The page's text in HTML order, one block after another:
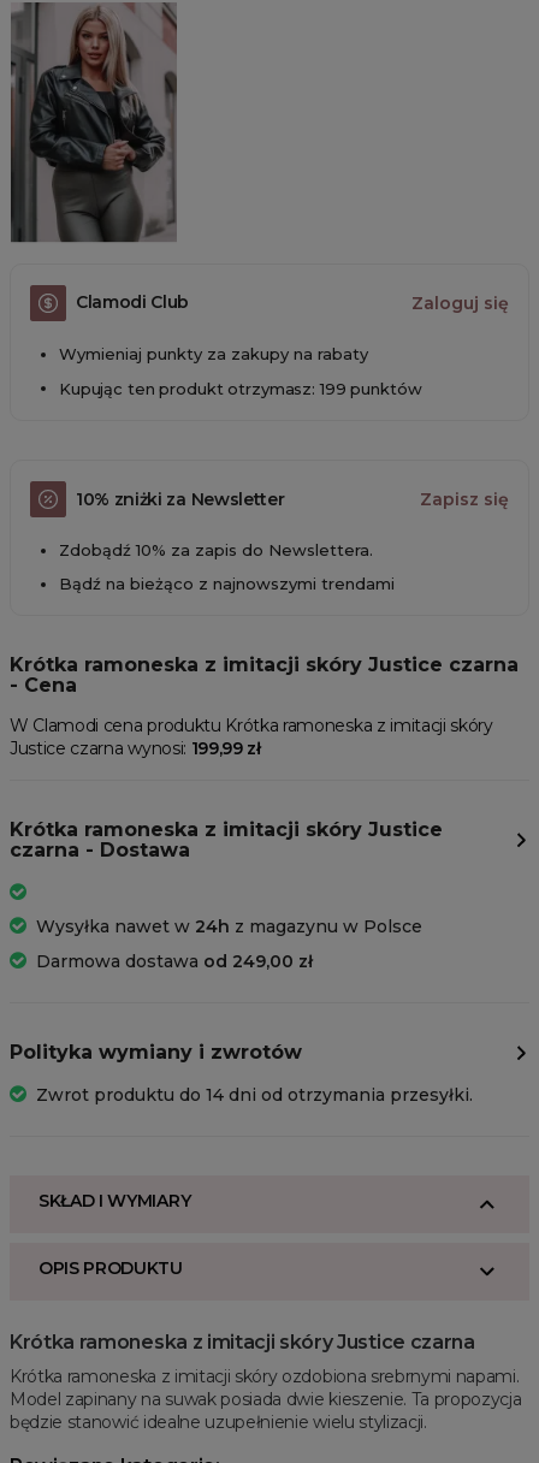
Clamodi Club Zaloguj się
Wymieniaj punkty za zakupy na rabaty
Kupując ten produkt otrzymasz: 199 punktów
10% zniżki za Newsletter Zapisz się
Zdobądź 10% za zapis do Newslettera.
Bądź na bieżąco z najnowszymi trendami
Krótka ramoneska z imitacji skóry Justice czarna
- Cena
W Clamodi cena produktu Krótka ramoneska z imitacji skóry
Justice czarna wynosi: 199,99 zł
Krótka ramoneska z imitacji skóry Justice
czarna - Dostawa
Wysyłka nawet w 24h z magazynu w Polsce
Darmowa dostawa od 249,00 zł
Polityka wymiany i zwrotów
Zwrot produktu do 14 dni od otrzymania przesyłki.
SKŁAD I WYMIARY
OPIS PRODUKTU
Krótka ramoneska z imitacji skóry Justice czarna
Krótka ramoneska z imitacji skóry ozdobiona srebrnymi napami.
Model zapinany na suwak posiada dwie kieszenie. Ta propozycja
będzie stanowić idealne uzupełnienie wielu stylizacji.